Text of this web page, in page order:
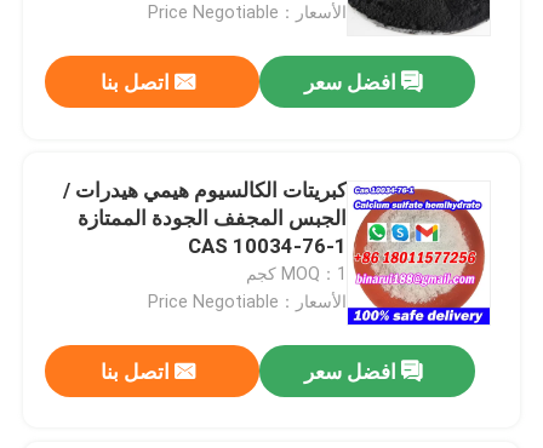
الأسعار：Price Negotiable
افضل سعر اتصل بنا
كبريتات الكالسيوم هيمي هيدرات /
الجبس المجفف الجودة الممتازة
CAS 10034-76-1
MOQ：1 كجم
الأسعار：Price Negotiable
افضل سعر اتصل بنا